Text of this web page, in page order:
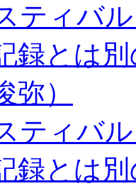
ティバ
録とは
）
ティバ
録とは